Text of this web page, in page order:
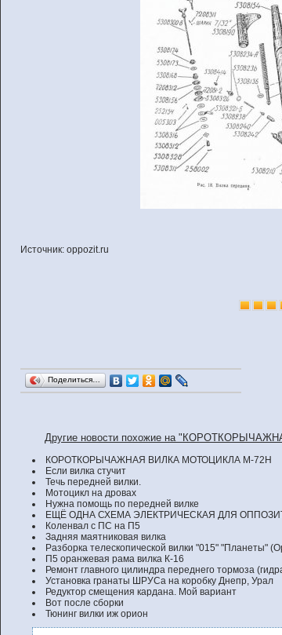
Источник: oppozit.ru
Поделиться…
Другие новости похожие на
КОРОТКОРЫЧАЖНАЯ ВИЛКА МОТОЦИКЛА М-72Н
Если вилка стучит
Течь передней вилки.
Мотоцикл на дровах
Нужна помощь по передней вилке
ЕЩЁ ОДНА СХЕМА ЭЛЕКТРИЧЕСКАЯ ДЛЯ
Коленвал с ПС на П5
Задняя маятниковая вилка
Разборка телескопической вилки "015" "Планеты"
П5 оранжевая рама вилка К-16
Ремонт главного цилиндра переднего тормоза
Установка гранаты ШРУСа на коробку Днепр, Урал
Редуктор смещения кардана. Мой вариант
Вот после сборки
Тюнинг вилки иж орион